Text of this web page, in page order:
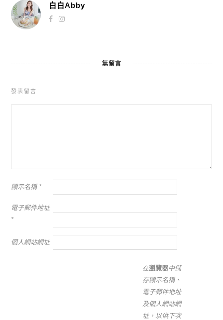
白白Abby
無留言
發表留言
顯示名稱 *
電子郵件地址
*
個人網站網址
在瀏覽器中儲
存顯示名稱、
電子郵件地址
及個人網站網
址，以供下次